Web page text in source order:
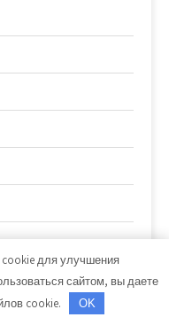
для улучшения
сайтом, вы даете
cookie.
OK